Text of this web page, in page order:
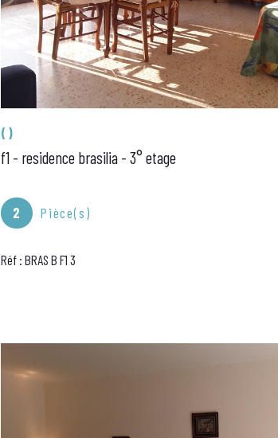
()
f1 - residence brasilia - 3° etage
2 Pièce(s)
Réf : BRAS B F1 3